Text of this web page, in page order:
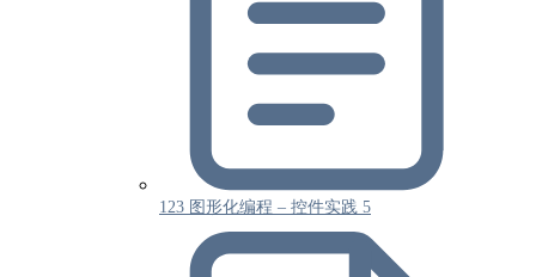
123 图形化编程 – 控件实践 5